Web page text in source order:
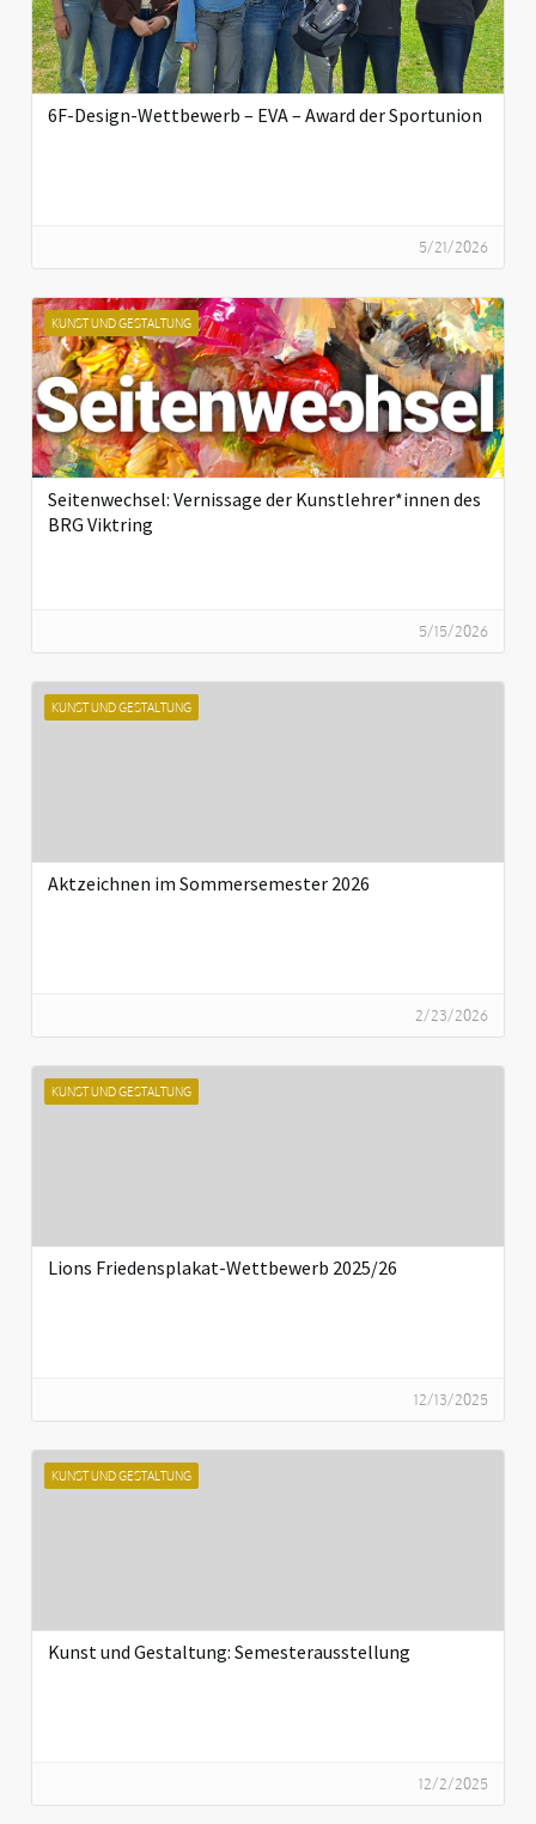
6F-Design-Wettbewerb – EVA – Award der Sportunion
5/21/2026
KUNST UND GESTALTUNG
Seitenwechsel: Vernissage der Kunstlehrer*innen des
BRG Viktring
5/15/2026
KUNST UND GESTALTUNG
Aktzeichnen im Sommersemester 2026
2/23/2026
KUNST UND GESTALTUNG
Lions Friedensplakat-Wettbewerb 2025/26
12/13/2025
KUNST UND GESTALTUNG
Kunst und Gestaltung: Semesterausstellung
12/2/2025